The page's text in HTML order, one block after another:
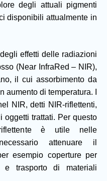
degli attuali pigmenti
disponibili attualmente in
effetti delle radiazioni
(Near InfraRed – NIR),
il cui assorbimento da
aumento di temperatura. I
NIR, detti NIR-riflettenti,
oggetti trattati. Per questo
è utile nelle
attenuare il
esempio coperture per
e trasporto di materiali